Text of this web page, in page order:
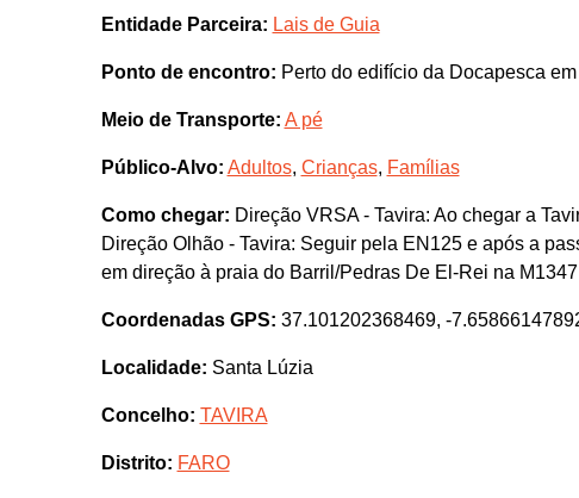
Entidade Parceira: Lais de Guia
Ponto de encontro: Perto do edifício da Docapesca
Meio de Transporte: A pé
Público-Alvo: Adultos, Crianças, Famílias
Como chegar: Direção VRSA - Tavira: Ao chegar a
Direção Olhão - Tavira: Seguir pela EN125 e após a
em direção à praia do Barril/Pedras De El-Rei na
Coordenadas GPS: 37.101202368469, -
Localidade: Santa Lúzia
Concelho: TAVIRA
Distrito: FARO